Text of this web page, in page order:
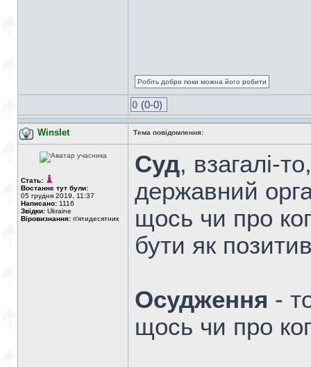
Робіть добро поки можна його робити
0 (0-0)
Winslet Тема повідомлення:
Стать:
Востаннє тут були:
05 грудня 2019, 11:37
Написано: 1116
Звідки: Ukraine
Віровизнання: п'ятидесятник
Суд, взагалі-
державний
щось чи про
бути як
Осудження -
щось чи про